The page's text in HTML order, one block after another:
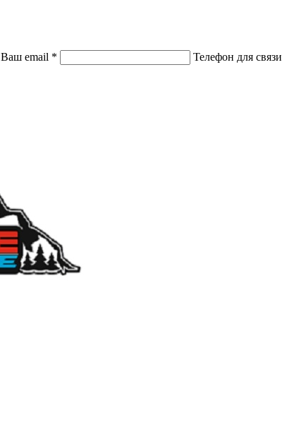
Ваш email * Телефон для связи